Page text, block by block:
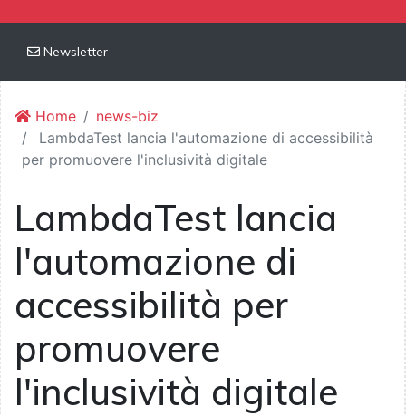
Newsletter
Home
news-biz
LambdaTest lancia l'automazione di accessibilità
per promuovere l'inclusività digitale
LambdaTest lancia
l'automazione di
accessibilità per
promuovere
l'inclusività digitale